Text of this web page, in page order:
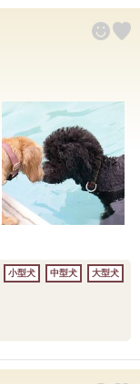
小型犬 中型犬 大型犬